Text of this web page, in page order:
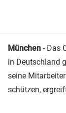
München - Das
in Deutschland
seine
schützen,